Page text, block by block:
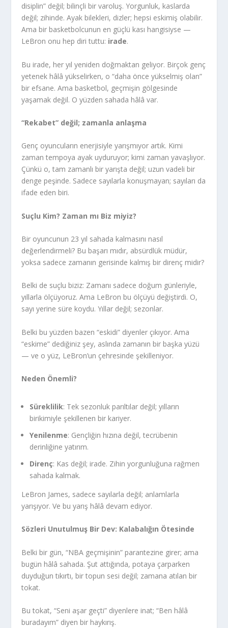
disiplin” değil; bilinçli bir varoluş. Yorgunluk, kaslarda
değil; zihinde. Ayak bilekleri, dizler; hepsi eskimiş olabilir.
Ama bir basketbolcunun en güçlü kası hangisiyse —
LeBron onu hep diri tuttu: irade.
Bu irade, her yıl yeniden doğmaktan geliyor. Birçok genç
yetenek hâlâ yükselirken, o “daha önce yükselmiş olan”
bir efsane. Ama basketbol, geçmişin gölgesinde
yaşamak değil. O yüzden sahada hâlâ var.
“Rekabet” değil; zamanla anlaşma
Genç oyuncuların enerjisiyle yarışmıyor artık. Kimi
zaman tempoya ayak uyduruyor; kimi zaman yavaşlıyor.
Çünkü o, tam zamanlı bir yarışta değil; uzun vadeli bir
denge peşinde. Sadece sayılarla konuşmayan; sayıları da
ifade eden biri.
Suçlu Kim? Zaman mı Biz miyiz?
Bir oyuncunun 23 yıl sahada kalmasını nasıl
değerlendirmeli? Bu başarı mıdır, absürdlük müdür,
yoksa sadece zamanın gerisinde kalmış bir direnç midir?
Belki de suçlu biziz: Zamanı sadece doğum günleriyle,
yıllarla ölçüyoruz. Ama LeBron bu ölçüyü değiştirdi. O,
sayı yerine süre koydu. Yıllar değil; sezonlar.
Belki bu yüzden bazen “eskidi” diyenler çıkıyor. Ama
“eskime” dediğiniz şey, aslında zamanın bir başka yüzü
— ve o yüz, LeBron’un çehresinde şekilleniyor.
Neden Önemli?
Süreklilik: Tek sezonluk parıltılar değil; yılların
birikimiyle şekillenen bir kariyer.
Yenilenme: Gençliğin hızına değil, tecrübenin
derinliğine yatırım.
Direnç: Kas değil; irade. Zihin yorgunluğuna rağmen
sahada kalmak.
LeBron James, sadece sayılarla değil; anlamlarla
yarışıyor. Ve bu yarış hâlâ devam ediyor.
Sözleri Unutulmuş Bir Dev: Kalabalığın Ötesinde
Belki bir gün, “NBA geçmişinin” parantezine girer; ama
bugün hâlâ sahada. Şut attığında, potaya çarparken
duyduğun tıkırtı, bir topun sesi değil; zamana atılan bir
tokat.
Bu tokat, “Seni aşar geçti” diyenlere inat; “Ben hâlâ
buradayım” diyen bir haykırış.